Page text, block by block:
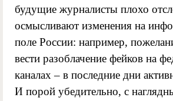
будущие журналисты плохо
осмысливают изменения на
поле России: например,
вести разоблачение фейков на
каналах – в последние дни
И порой убедительно, с